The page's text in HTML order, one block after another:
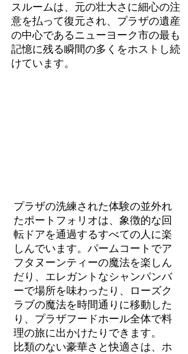
スルームは、元の壮大さに細心の注
意を払って復元され、プラザの遺産
の中心であるニューヨーク市の最も
記憶に残る瞬間の多くをホストし続
けています。
プラザの洗練された体験の並外れ
たポートフォリオは、象徴的な回
転ドアを通過するすべての人に楽
しんでいます。パームコートでア
フタヌーンティーの魔法を楽しん
だり、エレガントなシャンパンバ
ーで場所を味わったり、ローズク
ラブの魔法を時間通りに移動した
り、プラザフードホール全体で料
理の旅に出かけたりできます。
比類のない豪華さと快適さは、ホ